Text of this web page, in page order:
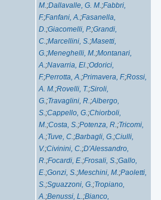
M.;Dallavalle, G. M.;Fabbri,
F.;Fanfani, A.;Fasanella,
D.;Giacomelli, P.;Grandi,
C.;Marcellini, S.;Masetti,
G.;Meneghelli, M.;Montanari,
A.;Navarria, El.;Odorici,
F.;Perrotta, A.;Primavera, F.;Rossi,
A. M.;Rovelli, T.;Siroli,
G.;Travaglini, R.;Albergo,
S.;Cappello, G.;Chiorboli,
M.;Costa, S.;Potenza, R.;Tricomi,
A.;Tuve, C.;Barbagli, G.;Ciulli,
V.;Civinini, C.;D'Alessandro,
R.;Focardi, E.;Frosali, S.;Gallo,
E.;Gonzi, S.;Meschini, M.;Paoletti,
S.;Sguazzoni, G.;Tropiano,
A.;Benussi, L.;Bianco,